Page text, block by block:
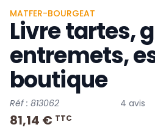
MATFER-BOURGEAT
Livre tartes,
entremets,
boutique
Réf : 813062 4 avis
81,14 € TTC